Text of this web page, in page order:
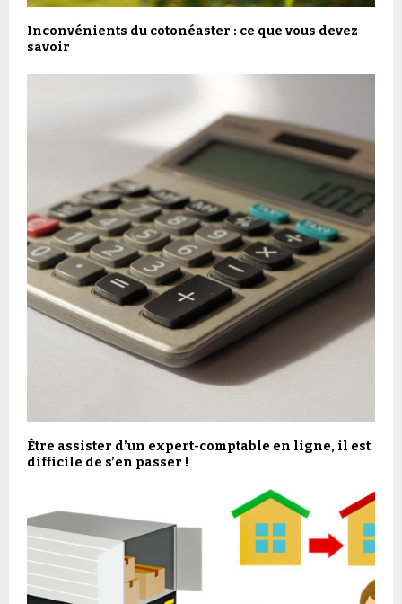
Inconvénients du cotonéaster : ce que vous devez
savoir
Être assister d’un expert-comptable en ligne, il est
difficile de s’en passer !